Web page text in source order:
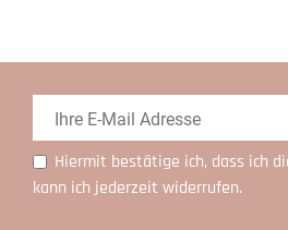
Hiermit bestätige ich, dass ich
kann ich jederzeit widerrufen.